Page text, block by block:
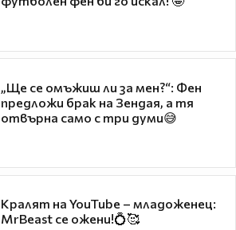
„Ще се омъжиш ли за мен?“: Фен
предложи брак на Зендая, а тя
отвърна само с три думи😅
Кралят на YouTube – младоженец:
MrBeast се ожени!💍🥰